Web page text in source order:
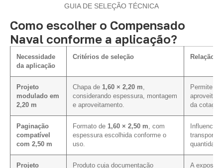
GUIA DE SELEÇÃO TÉCNICA
Como escolher o Compensado
Naval conforme a aplicação?
Necessidade
da aplicação
Critérios de seleção Relação
Projeto
modulado em
2,20 m
Chapa de 1,60 × 2,20 m
considerando espessura, montagem
e aproveitamento.
Permite
da
Paginação
compatível
com 2,50 m
Formato de 1,60 × 2,50 m , com
espessura escolhida conforme o
uso.
Influencia
transporte,
Projeto
Produto cuja documentação
A